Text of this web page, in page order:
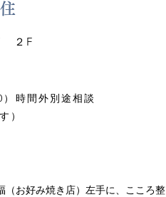
２F
時間外別途相談
）
お好み焼き店）左手に、こころ整